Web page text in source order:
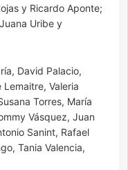
y Ricardo Aponte;
Uribe y
David Palacio,
Valeria
Torres, María
Vásquez, Juan
Sanint, Rafael
Tania Valencia,